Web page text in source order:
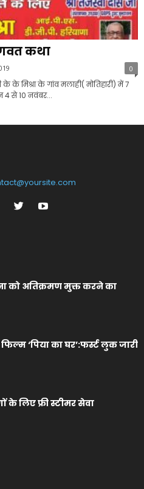
कथा
0
के के मिश्रा के गांव मलाही( मोतिहारी) में 7
4 से 10 नवंबर...
को अतिक्रमण मुक्त करने का
‘पिया का घर’:फर्स्ट लुक जारी
के लिए फ्री स्टीमर सेवा